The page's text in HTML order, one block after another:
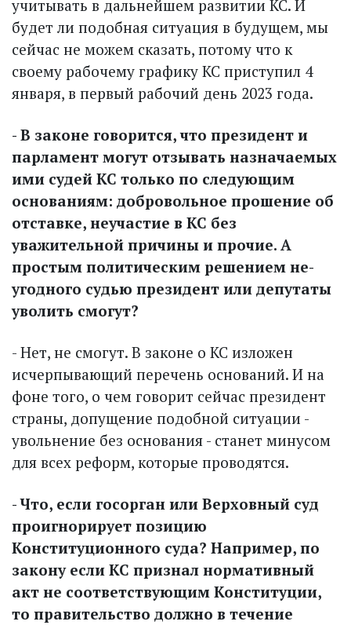
учитывать в дальнейшем развитии КС. И
будет ли подобная ситуация в будущем, мы
сейчас не можем сказать, потому что к
своему рабочему графику КС приступил 4
января, в первый рабочий день 2023 года.
- В законе говорится, что президент и
парламент могут отзывать назначаемых
ими судей КС только по следующим
основаниям: добровольное прошение об
отставке, не­участие в КС без
уважительной причины и прочие. А
простым политическим решением не­
угодного судью президент или депутаты
уволить смогут?
- Нет, не смогут. В законе о КС изложен
исчерпывающий перечень оснований. И на
фоне того, о чем говорит сейчас президент
страны, допущение подобной ситуации -
увольнение без основания - станет минусом
для всех реформ, которые проводятся.
- Что, если госорган или Верховный суд
проигнорирует позицию
Конституционного суда? Например, по
закону если КС признал норма­тивный
акт не соответствующим Конституции,
то правительство должно в течение